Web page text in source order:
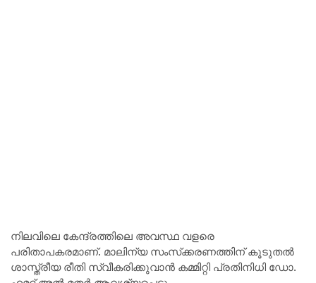
നിലവിലെ കേന്ദ്രത്തിലെ അവസ്ഥ വളരെ
പരിതാപകരമാണ്. മാലിന്യ സംസ്‌ക്കരണത്തിന് കൂടുതൽ
ശാസ്ത്രീയ രീതി സ്വീകരിക്കുവാൻ കമ്മിറ്റി പ്രതിനിധി ഡോ.